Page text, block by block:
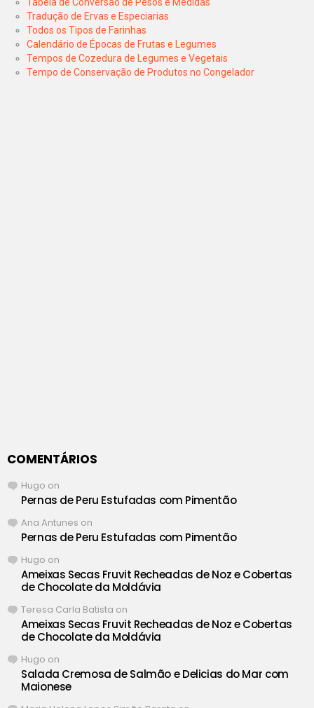
Tradução de Ervas e Especiarias
Todos os Tipos de Farinhas
Calendário de Épocas de Frutas e Legumes
Tempos de Cozedura de Legumes e Vegetais
Tempo de Conservação de Produtos no Congelador
COMENTÁRIOS
Hugo on
Pernas de Peru Estufadas com Pimentão
Ana Antunes on
Pernas de Peru Estufadas com Pimentão
Hugo on
Ameixas Secas Fruvit Recheadas de Noz e Cobertas
de Chocolate da Moldávia
Teresa Carla Batista on
Ameixas Secas Fruvit Recheadas de Noz e Cobertas
de Chocolate da Moldávia
Hugo on
Salada Cremosa de Salmão e Delicias do Mar com
Maionese